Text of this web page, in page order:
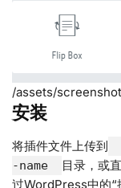
/assets/
安装
将插件文件上传到
-name
目录，或
过WordPress中的“